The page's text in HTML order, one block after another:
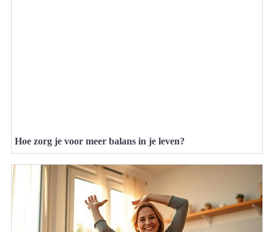
Hoe zorg je voor meer balans in je leven?